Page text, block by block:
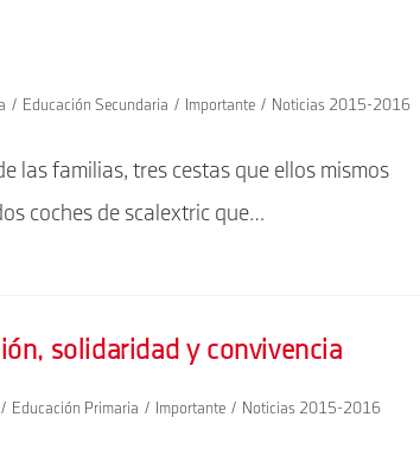
/ Educación Secundaria / Importante / Noticias 2015-2016
las familias, tres cestas que ellos mismos
coches de scalextric que…
solidaridad y convivencia
/ Educación Primaria / Importante / Noticias 2015-2016